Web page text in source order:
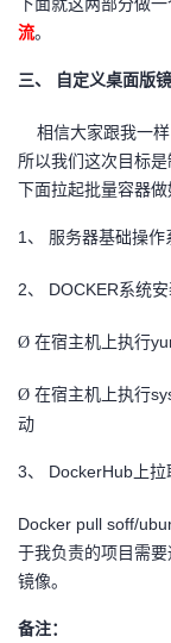
流。
三、 自定义桌面版
相信大家跟我一样
所以我们这次目标
下面拉起批量容器
1、 服务器基础操作
2、 DOCKER系统
Ø 在宿主机上执行
Ø 在宿主机上执行
动
3、 DockerHub 上
Docker pull soff/
于我负责的项目需
镜像。
备注：